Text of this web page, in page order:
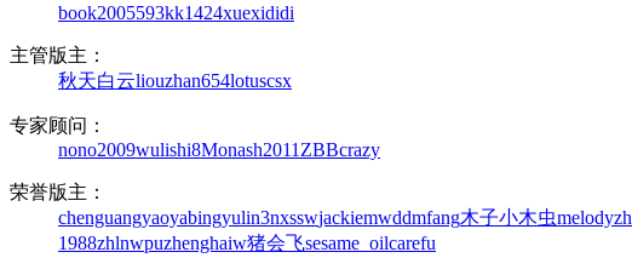
book2005593kk1424xuexididi
主管版主：
秋天白云liouzhan654lotuscsx
专家顾问：
nono2009wulishi8Monash2011 ZBBcrazy
荣誉版主：
chenguangyaoyabingyulin3nxsswjackiemwddmfang木子小木虫melody
1988zhlnwpuzhenghaiw猪会飞sesame_oilcarefu